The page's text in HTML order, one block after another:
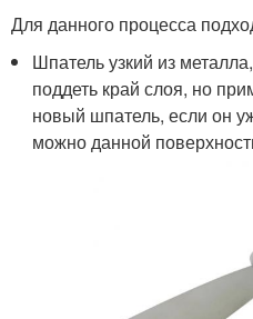
Для данного процесса
Шпатель узкий из
поддеть край слоя, но
новый шпатель, если он
можно данной